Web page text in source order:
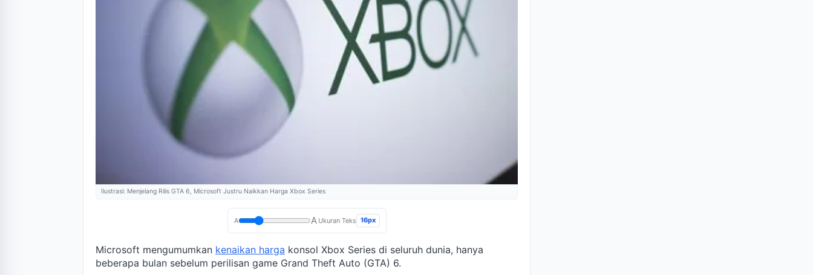
Ilustrasi: Menjelang Rilis GTA 6, Microsoft Justru Naikkan Harga Xbox Series
A A Ukuran Teks 16px
Microsoft mengumumkan kenaikan harga konsol Xbox Series di seluruh dunia, hanya
beberapa bulan sebelum perilisan game Grand Theft Auto (GTA) 6.